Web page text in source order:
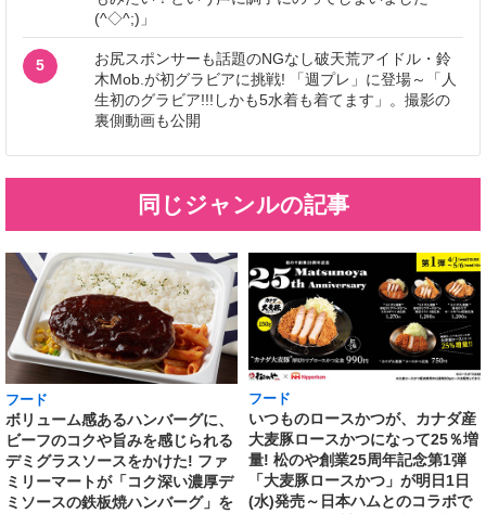
(^◇^;)」
5
お尻スポンサーも話題のNGなし破天荒アイドル・鈴
木Mob.が初グラビアに挑戦! 「週プレ」に登場～「人
生初のグラビア!!!しかも5水着も着てます」。撮影の
裏側動画も公開
同じジャンルの記事
フード
ボリューム感あるハンバーグに、
ビーフのコクや旨みを感じられる
デミグラスソースをかけた! ファ
ミリーマートが「コク深い濃厚デ
ミソースの鉄板焼ハンバーグ」を
フード
いつものロースかつが、カナダ産
大麦豚ロースかつになって25％増
量! 松のや創業25周年記念第1弾
「大麦豚ロースかつ」が明日1日
(水)発売～日本ハムとのコラボで